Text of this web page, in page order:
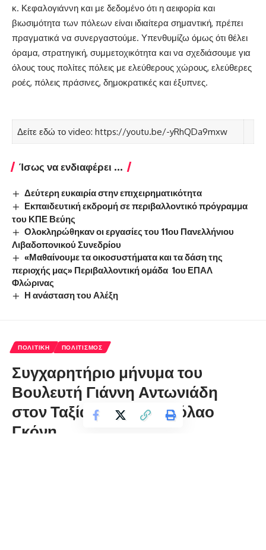
κ. Κεφαλογιάννη και με δεδομένο ότι η αειφορία και
βιωσιμότητα των πόλεων είναι ιδιαίτερα σημαντική, πρέπει
πραγματικά να συνεργαστούμε. Υπενθυμίζω όμως ότι θέλει
όραμα, στρατηγική, συμμετοχικότητα και να σχεδιάσουμε για
όλους τους πολίτες πόλεις με ελεύθερους χώρους, ελεύθερες
ροές, πόλεις πράσινες, δημοκρατικές και έξυπνες.
Δείτε εδώ το video: https://youtu.be/-yRhQDa9mxw
Ίσως να ενδιαφέρει ...
Δεύτερη ευκαιρία στην επιχειρηματικότητα
Εκπαιδευτική εκδρομή σε περιβαλλοντικό πρόγραμμα
του ΚΠΕ Βεύης
Ολοκληρώθηκαν οι εργασίες του 11ου Πανελλήνιου
Λιβαδοπονικού Συνεδρίου
«Μαθαίνουμε τα οικοσυστήματα και τα δάση της
περιοχής μας» Περιβαλλοντική ομάδα 1ου ΕΠΑΛ
Φλώρινας
Η ανάσταση του Αλέξη
ΠΟΛΙΤΙΚΉ ΠΟΛΙΤΙΣΜΌΣ
Συγχαρητήριο μήνυμα του
Βουλευτή Γιάννη Αντωνιάδη
στον Ταξίαρχο (ΠΖ) Νικόλαο
Γκόνη